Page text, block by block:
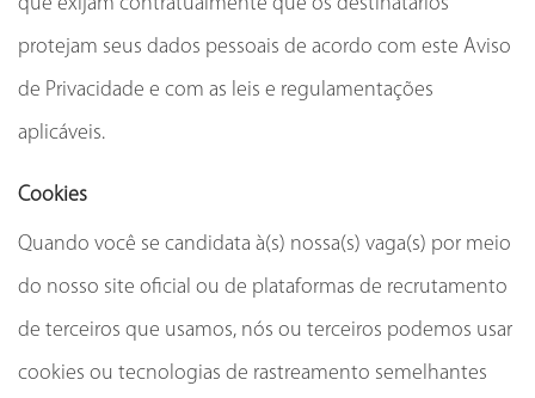
protejam seus dados pessoais de acordo com este Aviso
de Privacidade e com as leis e regulamentações
aplicáveis.
Cookies
Quando você se candidata à(s) nossa(s) vaga(s) por meio
do nosso site oficial ou de plataformas de recrutamento
de terceiros que usamos, nós ou terceiros podemos usar
cookies ou tecnologias de rastreamento semelhantes